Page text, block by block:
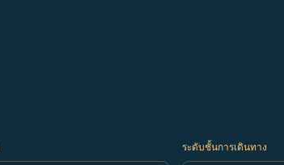
ระดับชั้นการเดินทาง